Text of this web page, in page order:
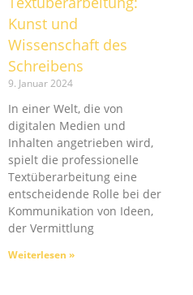
Kunst und
Wissenschaft des
Schreibens
9. Januar 2024
In einer Welt, die von
digitalen Medien und
Inhalten angetrieben wird,
spielt die professionelle
Textüberarbeitung eine
entscheidende Rolle bei der
Kommunikation von Ideen,
der Vermittlung
Weiterlesen »